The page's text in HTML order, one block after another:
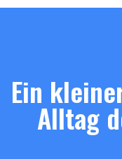
Ein
Alltag